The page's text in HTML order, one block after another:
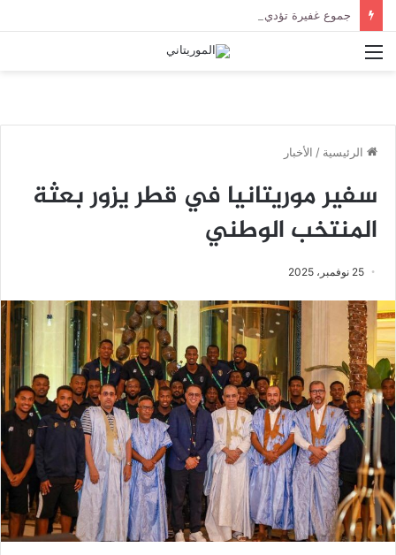
القائمة
الرئيسية / الأخبار
سفير موريتانيا في قطر يزور بعثة
المنتخب الوطني
25 نوفمبر، 2025